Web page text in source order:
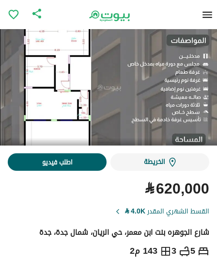
الخريطة اطلب فيديو
⃁620,000
القسط الشهري المقدر4.0K
⃁
شارع الجوهره بنت ابن معمر، حي الريان، شمال جدة، جدة
5
3 143 م2 ⃁
620,000